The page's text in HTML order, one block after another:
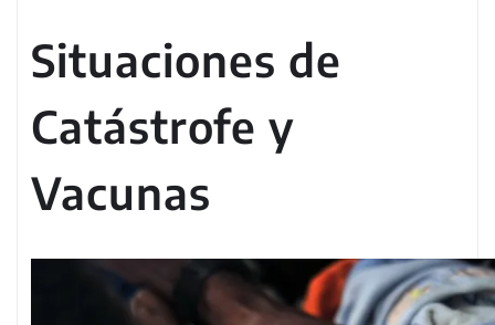
Situaciones de
Catástrofe y
Vacunas